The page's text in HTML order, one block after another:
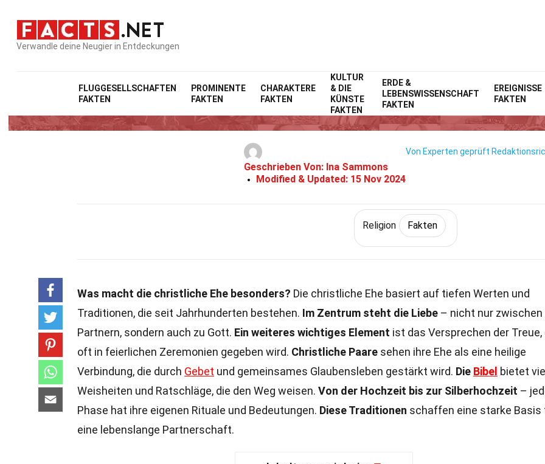
Verwandle deine Neugier in Entdeckungen
FLUGGESELLSCHAFTEN
FAKTEN
PROMINENTE
FAKTEN
CHARAKTERE
FAKTEN
KULTUR
& DIE
KÜNSTE
FAKTEN
ERDE &
LEBENSWISSENSCHAFT
FAKTEN
EREIGNISSE
FAKTEN
Home Geschichte Fakten Fakten
23 Fakten Über Die Christliche
Geschrieben Von: Ina Sammons
Modified & Updated: 15 Nov 2024
Von Experten geprüft
Religion Fakten
Was macht die christliche Ehe besonders? Die christliche Ehe basiert auf tiefen Werten und
Traditionen, die seit Jahrhunderten bestehen. Im Zentrum steht die Liebe – nicht nur zwischen
Partnern, sondern auch zu Gott. Ein weiteres wichtiges Element ist das Versprechen der Treue,
oft in feierlichen Zeremonien gegeben wird. Christliche Paare sehen ihre Ehe als eine heilige
Verbindung, die durch Gebet und gemeinsames Glaubensleben gestärkt wird. Die Bibel bietet
Weisheiten und Ratschläge, die den Weg weisen. Von der Hochzeit bis zur Silberhochzeit –
Phase hat ihre eigenen Rituale und Bedeutungen. Diese Traditionen schaffen eine starke Basis
eine lebenslange Partnerschaft.